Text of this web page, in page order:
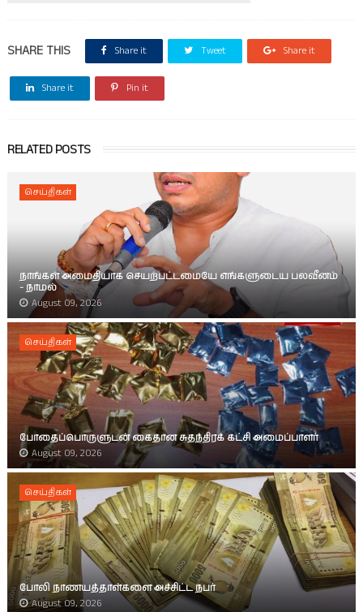
SHARE THIS Share it Tweet Share it
Share it Pin it
RELATED POSTS
செய்திகள்
நாங்கள் அமைதியாக செயற்பட்டமையே எங்களுடைய பலவீனம்
- நாமல்
August 09, 2026
செய்திகள்
போதைப்பொருளுடன் கைதான சுதந்திரக் கட்சி அமைப்பாளர்
August 09, 2026
செய்திகள்
போலி நாணயத்தாள்களை அச்சிட்ட நபர்
August 09, 2026